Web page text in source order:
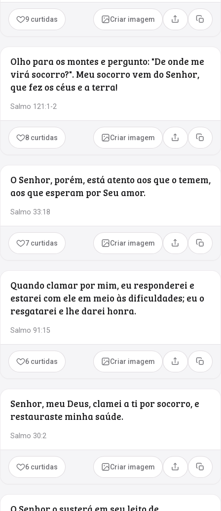
9 curtidas Criar imagem Compartilhar
Copiar
Olho para os montes e pergunto: "De onde me
virá socorro?". Meu socorro vem do Senhor,
que fez os céus e a terra!
Salmo 121:1-2
8 curtidas Criar imagem Compartilhar
Copiar
O Senhor, porém, está atento aos que o temem,
aos que esperam por Seu amor.
Salmo 33:18
7 curtidas Criar imagem Compartilhar
Copiar
Quando clamar por mim, eu responderei e
estarei com ele em meio às dificuldades; eu o
resgatarei e lhe darei honra.
Salmo 91:15
6 curtidas Criar imagem Compartilhar
Copiar
Senhor, meu Deus, clamei a ti por socorro, e
restauraste minha saúde.
Salmo 30:2
6 curtidas Criar imagem Compartilhar
Copiar